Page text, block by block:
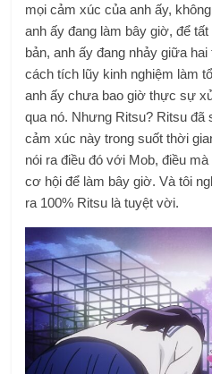
mọi cảm xúc của anh ấy,
anh ấy đang làm bây giờ, để
bản, anh ấy đang nhảy giữa
cách tích lũy kinh nghiệm làm
anh ấy chưa bao giờ thực sự
qua nó. Nhưng Ritsu? Ritsu đã
cảm xúc này trong suốt thời
nói ra điều đó với Mob, điều
cơ hội để làm bây giờ. Và tôi
ra 100% Ritsu là tuyệt vời.